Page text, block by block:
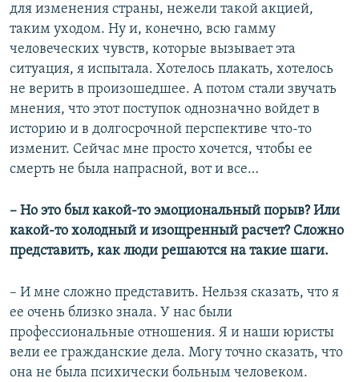
для изменения страны, нежели такой акцией,
таким уходом. Ну и, конечно, всю гамму
человеческих чувств, которые вызывает эта
ситуация, я испытала. Хотелось плакать, хотелось
не верить в произошедшее. А потом стали звучать
мнения, что этот поступок однозначно войдет в
историю и в долгосрочной перспективе что-то
изменит. Сейчас мне просто хочется, чтобы ее
смерть не была напрасной, вот и все…
– Но это был какой-то эмоциональный порыв? Или
какой-то холодный и изощренный расчет? Сложно
представить, как люди решаются на такие шаги.
– И мне сложно представить. Нельзя сказать, что я
ее очень близко знала. У нас были
профессиональные отношения. Я и наши юристы
вели ее гражданские дела. Могу точно сказать, что
она не была психически больным человеком.